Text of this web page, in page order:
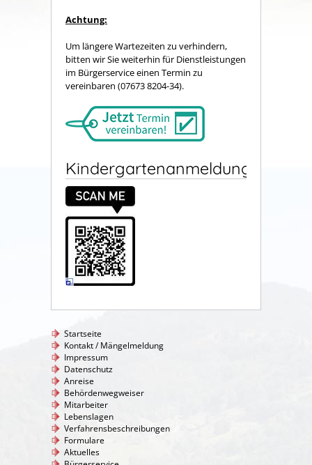
Achtung:
Um längere Wartezeiten zu verhindern,
bitten wir Sie weiterhin für Dienstleistungen
im Bürgerservice einen Termin zu
vereinbaren (07673 8204-34).
Kindergartenanmeldung
Startseite
Kontakt / Mängelmeldung
Impressum
Datenschutz
Anreise
Behördenwegweiser
Mitarbeiter
Lebenslagen
Verfahrensbeschreibungen
Formulare
Aktuelles